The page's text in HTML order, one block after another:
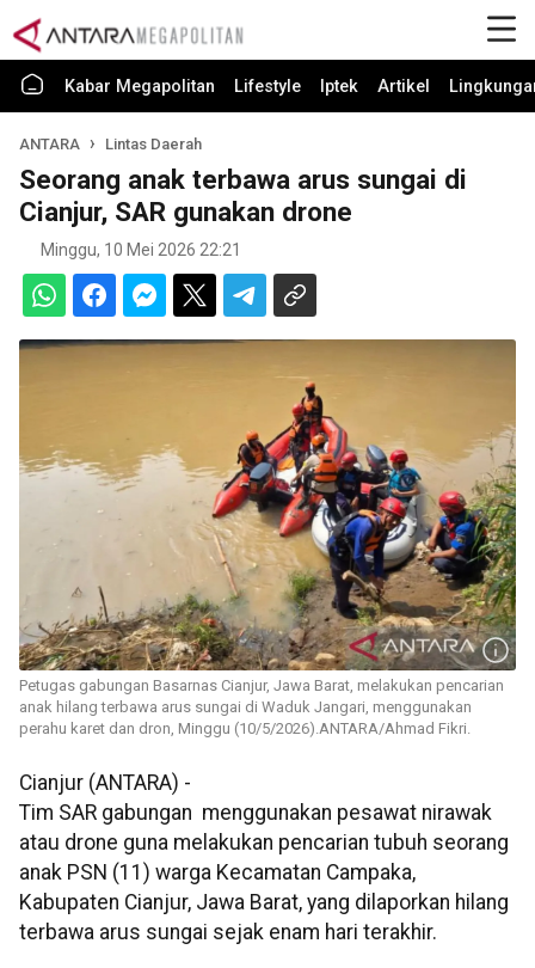
Kabar Megapolitan Lifestyle Iptek Artikel
ANTARA Lintas Daerah
Seorang anak terbawa arus sungai di
Cianjur, SAR gunakan drone
Minggu, 10 Mei 2026 22:21
Petugas gabungan Basarnas Cianjur, Jawa Barat, melakukan pencarian
anak hilang terbawa arus sungai di Waduk Jangari, menggunakan
perahu karet dan dron, Minggu (10/5/2026).ANTARA/Ahmad Fikri.
Cianjur (ANTARA) -
Tim SAR gabungan menggunakan pesawat nirawak
atau drone guna melakukan pencarian tubuh seorang
anak PSN (11) warga Kecamatan Campaka,
Kabupaten Cianjur, Jawa Barat, yang dilaporkan hilang
terbawa arus sungai sejak enam hari terakhir.